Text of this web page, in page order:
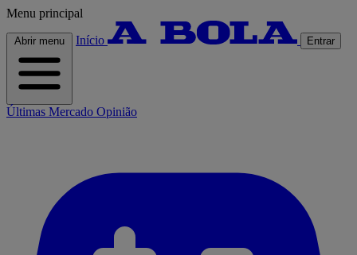
Menu principal
Abrir menu Início Entrar
Últimas Mercado Opinião